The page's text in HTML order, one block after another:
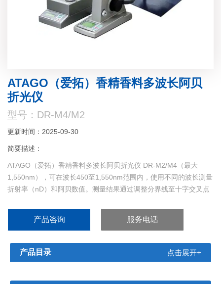
ATAGO（爱拓）香精香料多波长阿贝
折光仪
型号：DR-M4/M2
更新时间：2025-09-30
简要描述：
ATAGO（爱拓）香精香料多波长阿贝折光仪 DR-M2/M4（最大
1,550nm），可在波长450至1,550nm范围内，使用不同的波长测量
折射率（nD）和阿贝数值。测量结果通过调整分界线至十字交叉点
质的折射率。
产品咨询 服务电话
产品目录 点击展开+